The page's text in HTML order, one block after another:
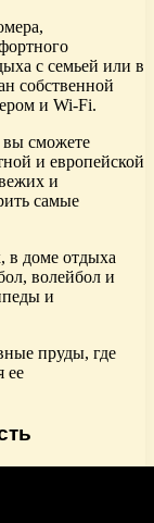
с семьей или в
собственной
и Wi-Fi.
вы сможете
и европейской
и
самые
в доме отдыха
волейбол и
и
пруды, где
ее